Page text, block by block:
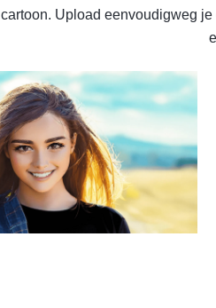
cartoon. Upload eenvoudigweg